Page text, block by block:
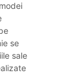
se
sale